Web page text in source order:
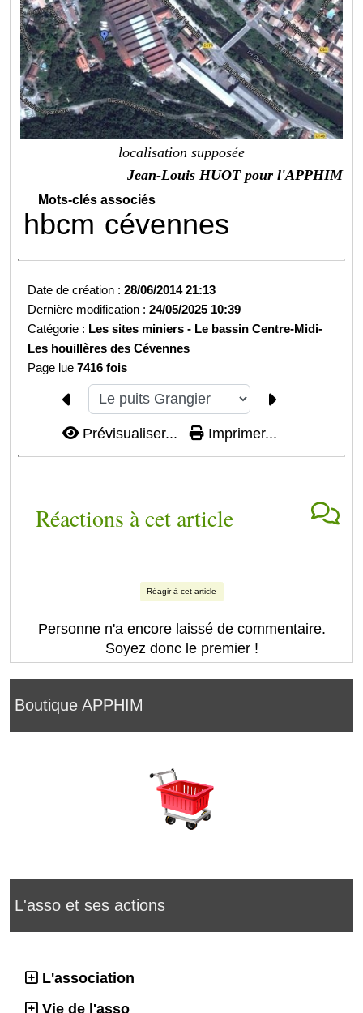
Boutique APPHIM
L'asso et ses actions
L'association
Vie de l'asso
localisation supposée
Jean-Louis HUOT pour l'APPHIM
Mots-clés associés
hbcm cévennes
Date de création :28/06/2014 21:13
Dernière modification :24/05/2025 10:39
Catégorie : Les sites miniers - Le bassin Centre-Midi-
Les houillères des Cévennes
Page lue7416 fois
Prévisualiser... Imprimer...
Réactions à cet article
Réagir à cet article
Personne n'a encore laissé de commentaire.
Soyez donc le premier !